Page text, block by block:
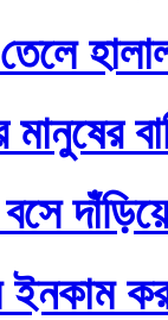
মানুষের
ইনকাম